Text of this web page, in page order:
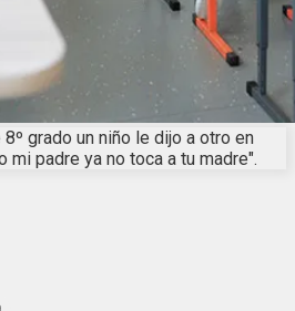
grado un niño le dijo a otro en
mi padre ya no toca a tu madre".